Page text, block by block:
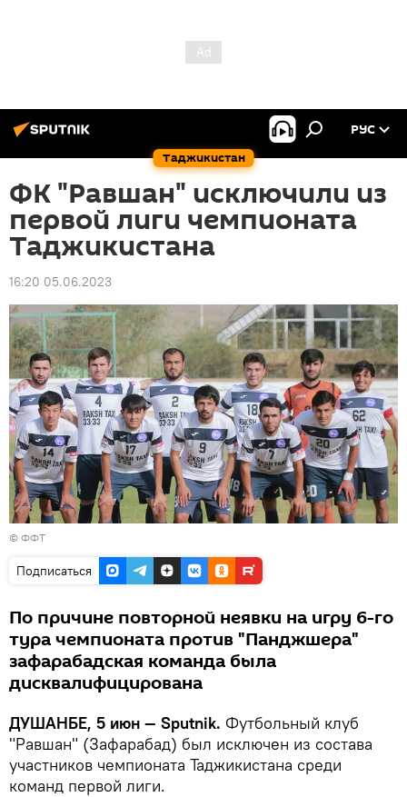
Таджикистан
РУС
ФК "Равшан" исключили из
первой лиги чемпионата
Таджикистана
16:20 05.06.2023
© ФФТ
Подписаться
По причине повторной неявки на игру 6-го
тура чемпионата против "Панджшера"
зафарабадская команда была
дисквалифицирована
ДУШАНБЕ, 5 июн — Sputnik. Футбольный клуб
"Равшан" (Зафарабад) был исключен из состава
участников чемпионата Таджикистана среди
команд первой лиги.